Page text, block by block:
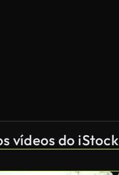
vídeos do iStock